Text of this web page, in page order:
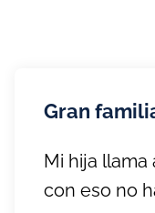
Gran
Mi hija llama
con eso no